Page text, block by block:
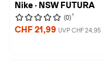
Nike · NSW FUTURA
(0) 1
CHF 21,99 UVP CHF 24,95